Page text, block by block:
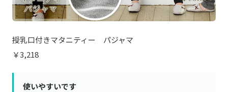
授乳口付きマタニティー パジャマ
￥3,218
使いやすいです